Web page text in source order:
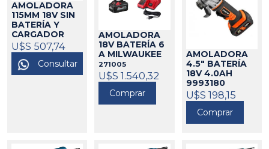
AMOLADORA
115MM 18V SIN
BATERÍA Y
CARGADOR
DGA458Z
MAKITA325165
U$S 507,74
Consultar
AMOLADORA
18V BATERÍA 6
A MILWAUKEE
271005
U$S 1.540,32
Comprar
AMOLADORA
4.5" BATERÍA
18V 4.0AH
9993180
DOWEN PAGIO
424212
U$S 198,15
Comprar